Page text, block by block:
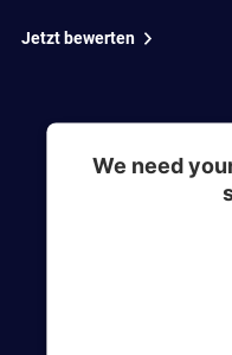
Jetzt bewerten
We need